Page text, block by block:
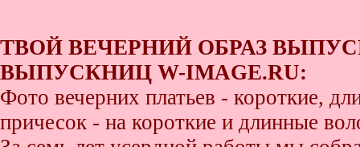
ТВОЙ ВЕЧЕРНИЙ ОБРАЗ
ВЫПУСКНИЦ W-IMAGE.RU:
Фото вечерних платьев - короткие,
причесок - на короткие и длинные